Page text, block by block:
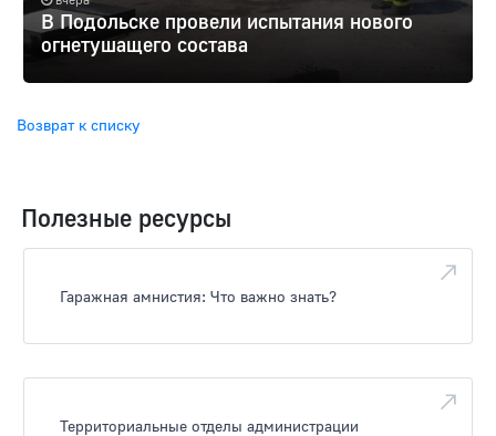
В Подольске провели испытания нового
огнетушащего состава
Возврат к списку
Полезные ресурсы
Гаражная амнистия: Что важно знать?
Территориальные отделы администрации